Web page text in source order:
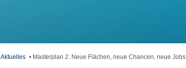
Aktuelles • Masterplan 2: Neue Flächen, neue Chancen, neue Jobs